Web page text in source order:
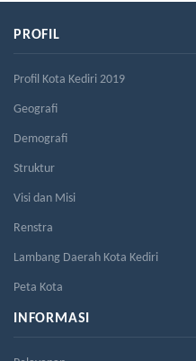
PROFIL
Profil Kota Kediri 2019
Geografi
Demografi
Struktur
Visi dan Misi
Renstra
Lambang Daerah Kota Kediri
Peta Kota
INFORMASI